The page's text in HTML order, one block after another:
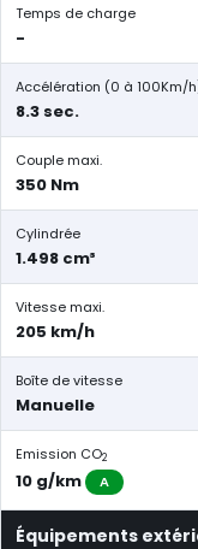
Temps de charge
-
Accélération (0 à 100Km/
8.3 sec.
Couple maxi.
350 Nm
Cylindrée
1.498 cm³
Vitesse maxi.
205 km/h
Boîte de vitesse
Manuelle
Emission CO2
10 g/km A
Équipements